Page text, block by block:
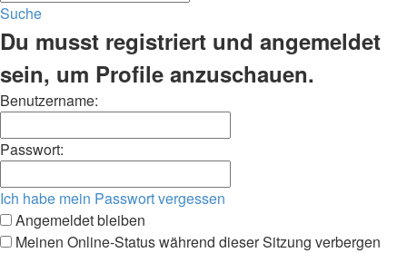
Suche
Du musst registriert und angemeldet
sein, um Profile anzuschauen.
Benutzername:
Passwort:
Ich habe mein Passwort vergessen
Angemeldet bleiben
Meinen Online-Status während dieser Sitzung verbergen